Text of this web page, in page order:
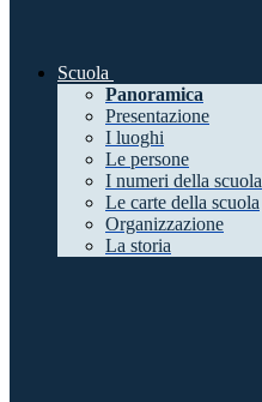
Scuola
Panoramica
Presentazione
I luoghi
Le persone
I numeri della scuola
Le carte della scuola
Organizzazione
La storia